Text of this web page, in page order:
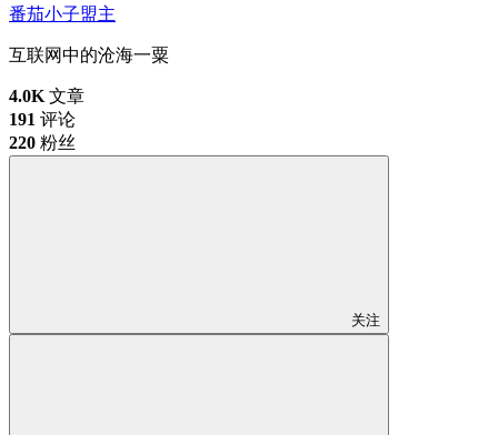
番茄小子盟主
互联网中的沧海一粟
4.0K 文章
191 评论
220 粉丝
关注